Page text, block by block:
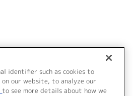
ver～
identifier such as cookies to
on our website, to analyze our
to see more details about how we